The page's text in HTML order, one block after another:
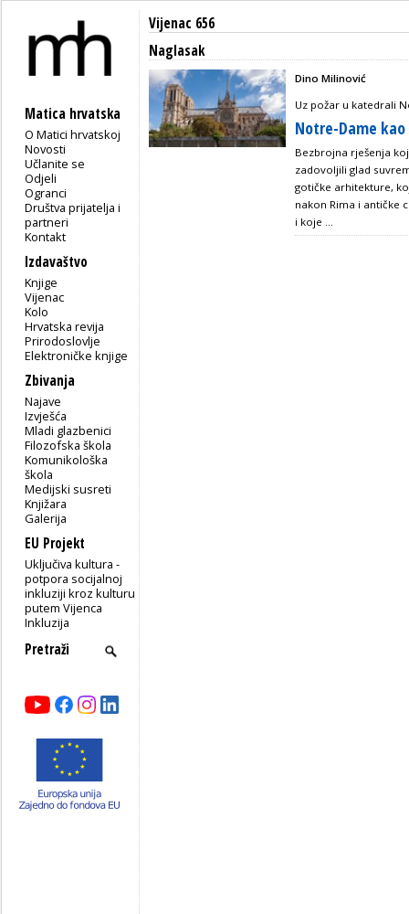
Matica hrvatska
O Matici hrvatskoj
Novosti
Učlanite se
Odjeli
Ogranci
Društva prijatelja i
partneri
Kontakt
Izdavaštvo
Knjige
Vijenac
Kolo
Hrvatska revija
Prirodoslovlje
Elektroničke knjige
Zbivanja
Najave
Izvješća
Mladi glazbenici
Filozofska škola
Komunikološka
škola
Medijski susreti
Knjižara
Galerija
EU Projekt
Uključiva kultura -
potpora socijalnoj
inkluziji kroz kulturu
putem Vijenca
Inkluzija
Vijenac 656
Naglasak
Dino Milinović
Uz požar u katedrali
Notre-Dame
Bezbrojna rješenja
zadovoljili glad
gotičke arhitekture,
nakon Rima i antičke
i koje ...